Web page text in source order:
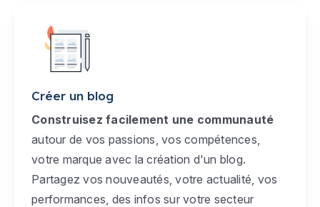
Créer un blog
Construisez facilement une communauté
autour de vos passions, vos compétences,
votre marque avec la création d'un blog.
Partagez vos nouveautés, votre actualité, vos
performances, des infos sur votre secteur